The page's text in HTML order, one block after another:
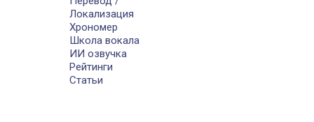
Локализация
Хрономер
Школа вокала
ИИ озвучка
Рейтинги
Статьи